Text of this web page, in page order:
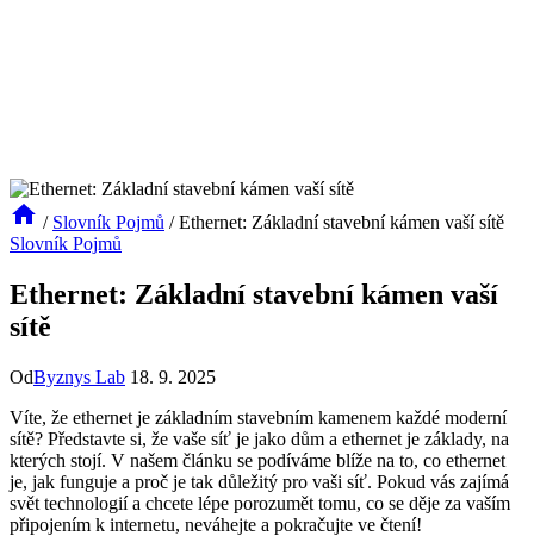
/ Slovník Pojmů / Ethernet: Základní stavební kámen vaší sítě
Slovník Pojmů
Ethernet: Základní stavební kámen vaší
sítě
OdByznys Lab 18. 9. 2025
Víte, že ethernet je základním stavebním kamenem každé moderní
sítě? Představte si, že vaše síť je jako dům a ethernet je základy, na
kterých stojí. V našem článku se podíváme blíže na to, co ethernet
je, jak funguje a proč je tak důležitý pro vaši síť. Pokud vás zajímá
svět technologií a chcete lépe porozumět tomu, co se děje za vaším
připojením k internetu, neváhejte a pokračujte ve čtení!